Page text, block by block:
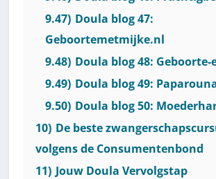
9.47) Doula blog 47:
Geboortemetmijke.nl
9.48) Doula blog 48:
9.49) Doula blog 49:
9.50) Doula blog 50:
10) De beste
volgens de Consumentenbond
11) Jouw Doula Vervolgstap